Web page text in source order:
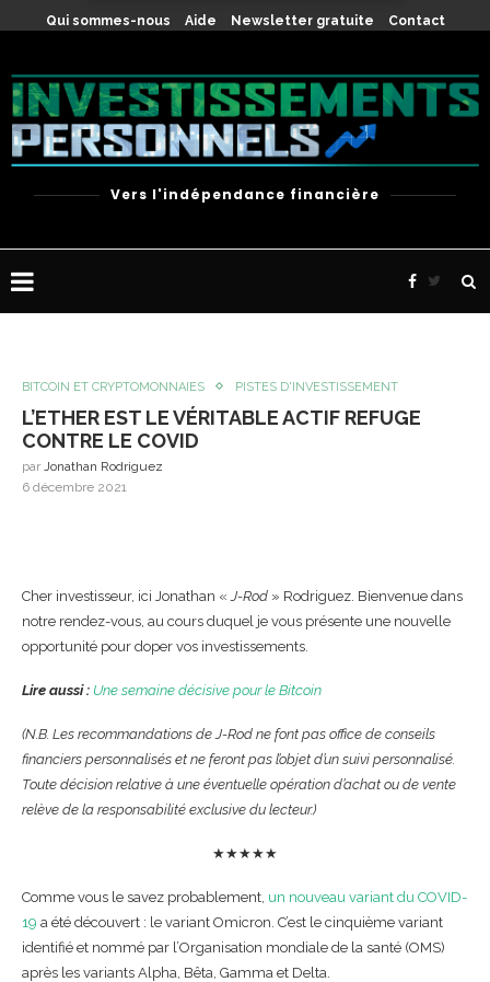
Qui sommes-nous Aide Newsletter gratuite Contact
Vers l'indépendance financière
BITCOIN ET CRYPTOMONNAIES PISTES D'INVESTISSEMENT
L’ETHER EST LE VÉRITABLE ACTIF REFUGE
CONTRE LE COVID
par Jonathan Rodriguez
6 décembre 2021
Cher investisseur, ici Jonathan « J-Rod » Rodriguez. Bienvenue dans
notre rendez-vous, au cours duquel je vous présente une nouvelle
opportunité pour doper vos investissements.
Lire aussi : Une semaine décisive pour le Bitcoin
(N.B. Les recommandations de J-Rod ne font pas office de conseils
financiers personnalisés et ne feront pas l’objet d’un suivi personnalisé.
Toute décision relative à une éventuelle opération d’achat ou de vente
relève de la responsabilité exclusive du lecteur.)
★★★★★
Comme vous le savez probablement, un nouveau variant du COVID-
19 a été découvert : le variant Omicron. C’est le cinquième variant
identifié et nommé par l’Organisation mondiale de la santé (OMS)
après les variants Alpha, Bêta, Gamma et Delta.